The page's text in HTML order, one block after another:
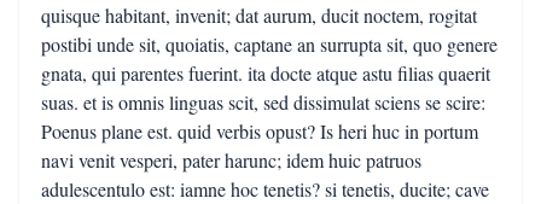
quisque habitant, invenit; dat aurum, ducit noctem, rogitat
postibi unde sit, quoiatis, captane an surrupta sit, quo genere
gnata, qui parentes fuerint. ita docte atque astu filias quaerit
suas. et is omnis linguas scit, sed dissimulat sciens se scire:
Poenus plane est. quid verbis opust? Is heri huc in portum
navi venit vesperi, pater harunc; idem huic patruos
adulescentulo est: iamne hoc tenetis? si tenetis, ducite; cave